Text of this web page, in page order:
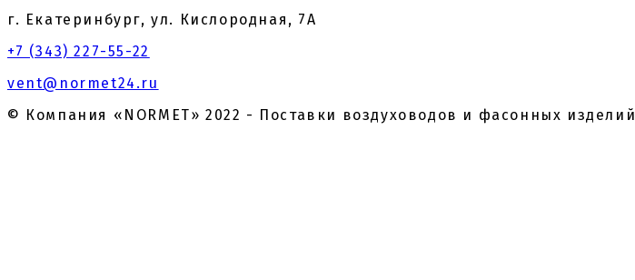
г. Екатеринбург, ул. Кислородная, 7А
+7 (343) 227-55-22
vent@normet24.ru
© Компания «NORMET» 2022 - Поставки воздуховодов и фасонных изделий